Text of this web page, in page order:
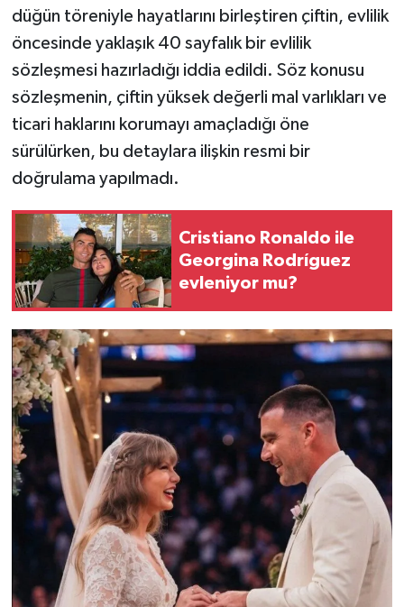
düğün töreniyle hayatlarını birleştiren çiftin, evlilik
öncesinde yaklaşık 40 sayfalık bir evlilik
sözleşmesi hazırladığı iddia edildi. Söz konusu
sözleşmenin, çiftin yüksek değerli mal varlıkları ve
ticari haklarını korumayı amaçladığı öne
sürülürken, bu detaylara ilişkin resmi bir
doğrulama yapılmadı.
Cristiano Ronaldo ile
Georgina Rodríguez
evleniyor mu?